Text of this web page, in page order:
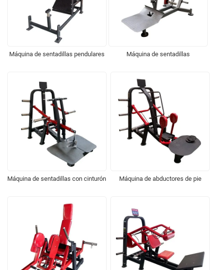
Máquina de sentadillas pendulares Máquina de sentadillas
Máquina de sentadillas con cinturón Máquina de abductores de pie